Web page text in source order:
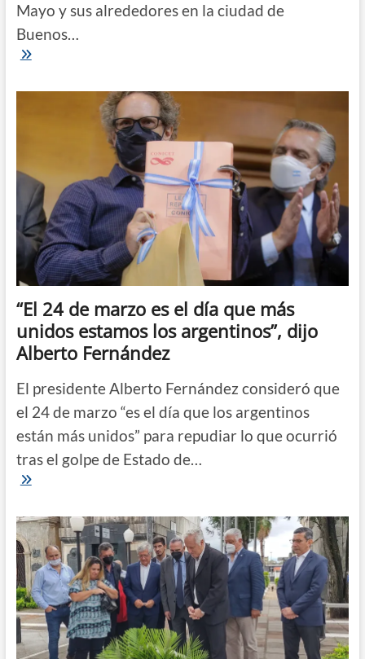
Mayo y sus alrededores en la ciudad de
Buenos…
24
Memoria
“El 24 de marzo es el día que más
unidos estamos los argentinos”, dijo
Alberto Fernández
El presidente Alberto Fernández consideró que
el 24 de marzo “es el día que los argentinos
están más unidos” para repudiar lo que ocurrió
tras el golpe de Estado de…
“El
marzo
es
el
día
que
más
unidos
estamos
los
argentinos”,